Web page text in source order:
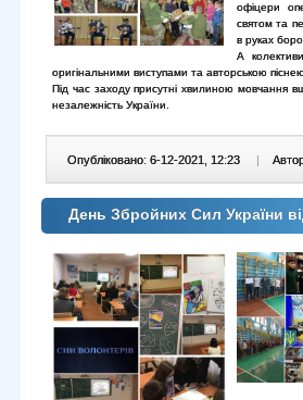
офіцери
святом та
в руках
А
оригінальними виступами та авторською піснею.
Під час заходу присутні хвилиною мовчання
незалежність України.
Опубліковано: 6-12-2021, 12:23 |
День Збройних Сил України